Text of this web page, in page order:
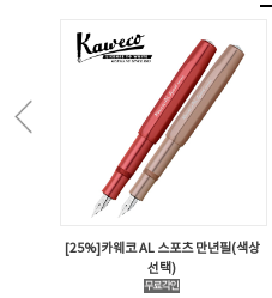
[25%]카웨코 AL 스포츠 만년필(색상
선택)